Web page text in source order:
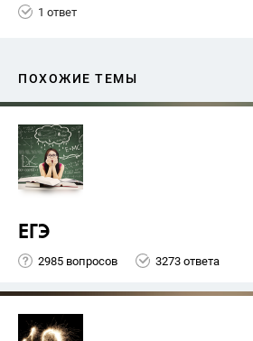
1 ответ
ПОХОЖИЕ ТЕМЫ
ЕГЭ
2985 вопросов 3273 ответа